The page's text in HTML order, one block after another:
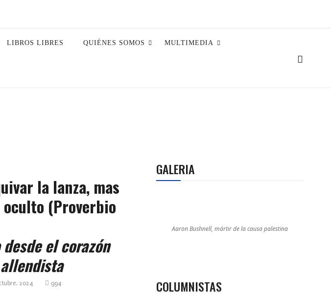
LIBROS LIBRES QUIÉNES SOMOS MULTIMEDIA
la lanza, mas
(Proverbio
el corazón
2024 994
GALERIA
Aaron Bushnell, mártir de la causa palestina
COLUMNISTAS